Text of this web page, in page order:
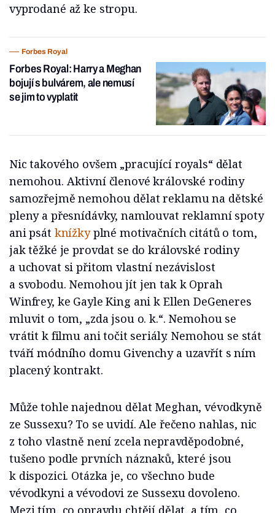
vyprodané až ke stropu.
Forbes Royal
Forbes Royal: Harry a Meghan
bojují s bulvárem, ale nemusí
se jim to vyplatit
Nic takového ovšem „pracující royals“ dělat
nemohou. Aktivní členové královské rodiny
samozřejmě nemohou dělat reklamu na dětské
pleny a přesnídávky, namlouvat reklamní spoty
ani psát knížkyplné motivačních citátů o tom,
jak těžké je provdat se do královské rodiny
a uchovat si přitom vlastní nezávislost
a svobodu. Nemohou jít jen tak k Oprah
Winfrey, ke Gayle King ani k Ellen DeGeneres
mluvit o tom, „zda jsou o. k.“. Nemohou se
vrátit k filmu ani točit seriály. Nemohou se stát
tváří módního domu Givenchy a uzavřít s ním
placený kontrakt.
Může tohle najednou dělat Meghan, vévodkyně
ze Sussexu? To se uvidí. Ale řečeno nahlas, nic
z toho vlastně není zcela nepravděpodobné,
tušeno podle prvních náznaků, které jsou
k dispozici. Otázka je, co všechno bude
vévodkyni a vévodovi ze Sussexu dovoleno.